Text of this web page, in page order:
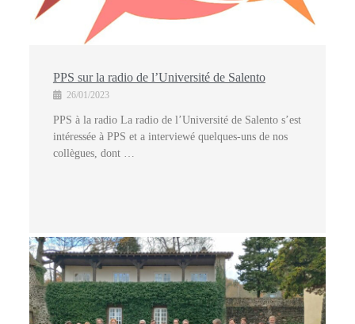
PPS sur la radio de l’Université de Salento
26/01/2023
PPS à la radio La radio de l’Université de Salento s’est
intéressée à PPS et a interviewé quelques-uns de nos
collègues, dont …